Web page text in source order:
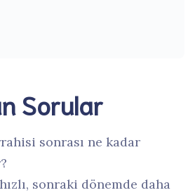
Sorular
sonrası ne kadar
sonraki dönemde daha